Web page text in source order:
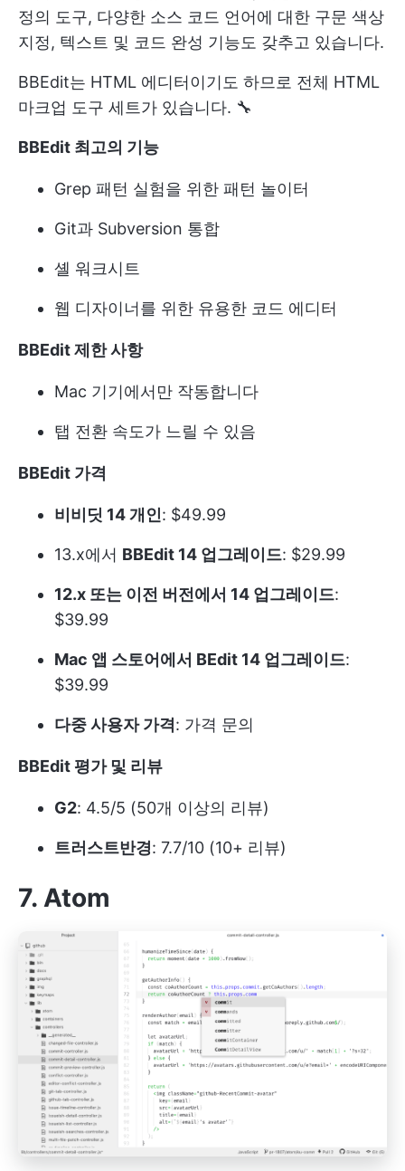
정의 도구, 다양한 소스 코드 언어에 대한 구문 색상
지정, 텍스트 및 코드 완성 기능도 갖추고 있습니다.
BBEdit는 HTML 에디터이기도 하므로 전체 HTML
마크업 도구 세트가 있습니다. 🔧
BBEdit 최고의 기능
Grep 패턴 실험을 위한 패턴 놀이터
Git과 Subversion 통합
셸 워크시트
웹 디자이너를 위한 유용한 코드 에디터
BBEdit 제한 사항
Mac 기기에서만 작동합니다
탭 전환 속도가 느릴 수 있음
BBEdit 가격
비비딧 14 개인: $49.99
13.x에서 BBEdit 14 업그레이드: $29.99
12.x 또는 이전 버전에서 14 업그레이드:
$39.99
Mac 앱 스토어에서 BEdit 14 업그레이드:
$39.99
다중 사용자 가격: 가격 문의
BBEdit 평가 및 리뷰
G2: 4.5/5 (50개 이상의 리뷰)
트러스트반경: 7.7/10 (10+ 리뷰)
7. Atom